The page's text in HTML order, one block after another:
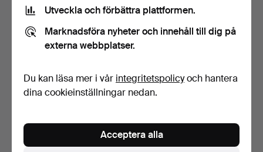
22 bud
15 bud
Utveckla och förbättra plattformen.
Marknadsföra nyheter och innehåll till dig på
externa webbplatser.
Du kan läsa mer i vår integritetspolicyoch hantera
dina cookieinställningar nedan.
Acceptera alla